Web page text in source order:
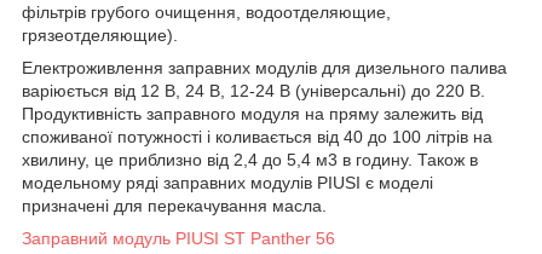
фільтрів грубого очищення, водоотделяющие,
грязеотделяющие).
Електроживлення заправних модулів для дизельного палива
варіюється від 12 В, 24 В, 12-24 В (універсальні) до 220 В.
Продуктивність заправного модуля на пряму залежить від
споживаної потужності і коливається від 40 до 100 літрів на
хвилину, це приблизно від 2,4 до 5,4 м3 в годину. Також в
модельному ряді заправних модулів PIUSI є моделі
призначені для перекачування масла.
Заправний модуль PIUSI ST Panther 56